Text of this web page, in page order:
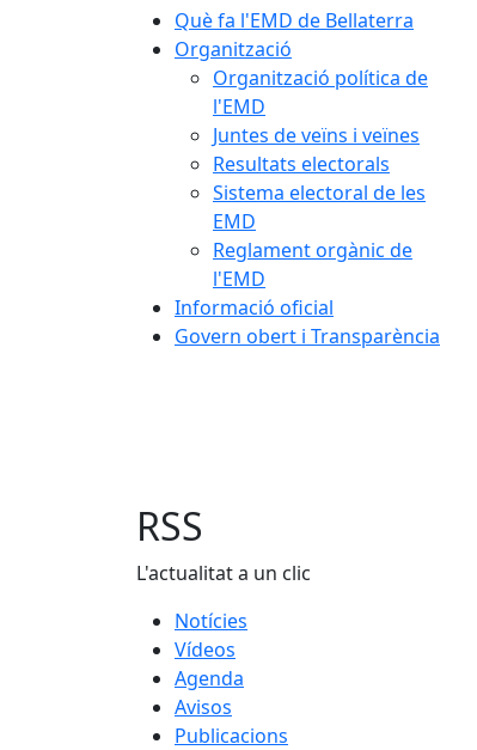
Què fa l'EMD de Bellaterra
Organització
Organització política de
l'EMD
Juntes de veïns i veïnes
Resultats electorals
Sistema electoral de les
EMD
Reglament orgànic de
l'EMD
Informació oficial
Govern obert i Transparència
RSS
L'actualitat a un clic
Notícies
Vídeos
Agenda
Avisos
Publicacions